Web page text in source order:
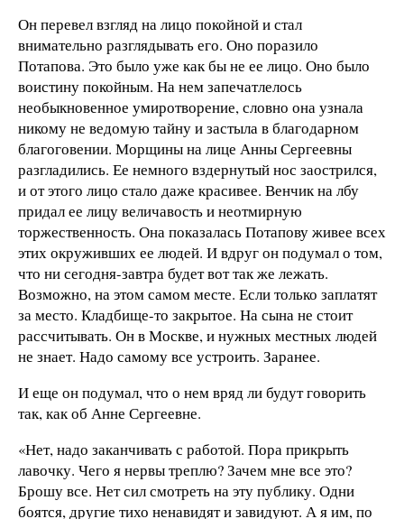
Он перевел взгляд на лицо покойной и стал
внимательно разглядывать его. Оно поразило
Потапова. Это было уже как бы не ее лицо. Оно было
воистину покойным. На нем запечатлелось
необыкновенное умиротворение, словно она узнала
никому не ведомую тайну и застыла в благодарном
благоговении. Морщины на лице Анны Сергеевны
разгладились. Ее немного вздернутый нос заострился,
и от этого лицо стало даже красивее. Венчик на лбу
придал ее лицу величавость и неотмирную
торжественность. Она показалась Потапову живее всех
этих окруживших ее людей. И вдруг он подумал о том,
что ни сегодня-завтра будет вот так же лежать.
Возможно, на этом самом месте. Если только заплатят
за место. Кладбище-то закрытое. На сына не стоит
рассчитывать. Он в Москве, и нужных местных людей
не знает. Надо самому все устроить. Заранее.
И еще он подумал, что о нем вряд ли будут говорить
так, как об Анне Сергеевне.
«Нет, надо заканчивать с работой. Пора прикрыть
лавочку. Чего я нервы треплю? Зачем мне все это?
Брошу все. Нет сил смотреть на эту публику. Одни
боятся, другие тихо ненавидят и завидуют. А я им, по